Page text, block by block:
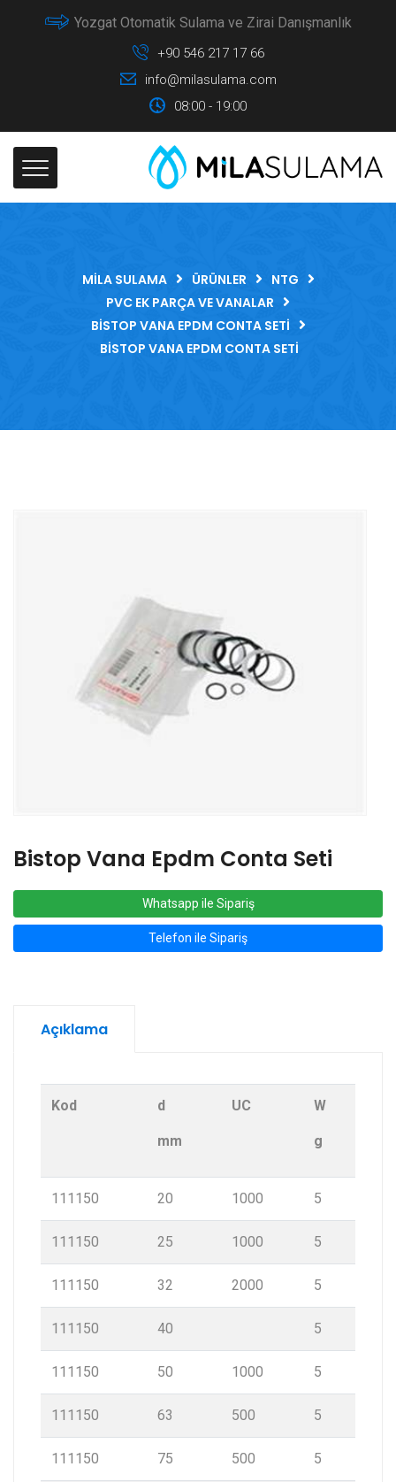
Yozgat Otomatik Sulama ve Zirai Danışmanlık
+90 546 217 17 66
info@milasulama.com
08:00 - 19:00
MILA SULAMA ÜRÜNLER
NTG
PVC EK PARÇA VE VANALAR
BISTOP VANA EPDM CONTA SETI
BISTOP VANA EPDM CONTA SETI
Bistop Vana Epdm Conta Seti
Whatsapp ile Sipariş
Telefon ile Sipariş
Açıklama
Kod d
mm
UC W
g
111150 20 1000 5
111150 25 1000 5
111150 32 2000 5
111150 40 5
111150 50 1000 5
111150 63 500 5
111150 75 500 5